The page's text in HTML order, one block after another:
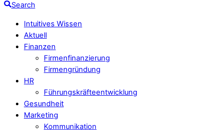
Search
Intuitives Wissen
Aktuell
Finanzen
Firmenfinanzierung
Firmengründung
HR
Führungskräfteentwicklung
Gesundheit
Marketing
Kommunikation